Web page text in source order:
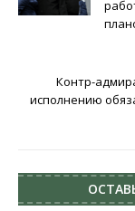
Контр-
исполнению